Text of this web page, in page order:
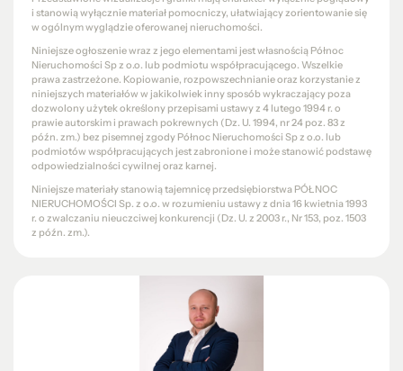
i stanowią wyłącznie materiał pomocniczy, ułatwiający zorientowanie się
w ogólnym wyglądzie oferowanej nieruchomości.
Niniejsze ogłoszenie wraz z jego elementami jest własnością Północ
Nieruchomości Sp z o.o. lub podmiotu współpracującego. Wszelkie
prawa zastrzeżone. Kopiowanie, rozpowszechnianie oraz korzystanie z
niniejszych materiałów w jakikolwiek inny sposób wykraczający poza
dozwolony użytek określony przepisami ustawy z 4 lutego 1994 r. o
prawie autorskim i prawach pokrewnych (Dz. U. 1994, nr 24 poz. 83 z
późn. zm.) bez pisemnej zgody Północ Nieruchomości Sp z o.o. lub
podmiotów współpracujących jest zabronione i może stanowić podstawę
odpowiedzialności cywilnej oraz karnej.
Niniejsze materiały stanowią tajemnicę przedsiębiorstwa PÓŁNOC
NIERUCHOMOŚCI Sp. z o.o. w rozumieniu ustawy z dnia 16 kwietnia 1993
r. o zwalczaniu nieuczciwej konkurencji (Dz. U. z 2003 r., Nr 153, poz. 1503
z późn. zm.).